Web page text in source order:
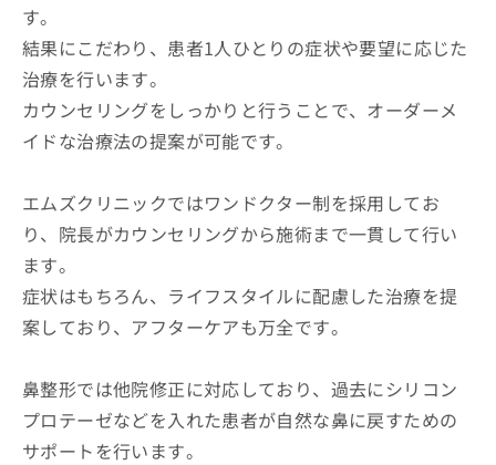
す。
結果にこだわり、患者1人ひとりの症状や要望に応じた
治療を行います。
カウンセリングをしっかりと行うことで、オーダーメ
イドな治療法の提案が可能です。
エムズクリニックではワンドクター制を採用してお
り、院長がカウンセリングから施術まで一貫して行い
ます。
症状はもちろん、ライフスタイルに配慮した治療を提
案しており、アフターケアも万全です。
鼻整形では他院修正に対応しており、過去にシリコン
プロテーゼなどを入れた患者が自然な鼻に戻すための
サポートを行います。